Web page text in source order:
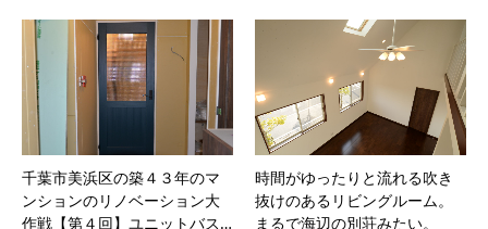
千葉市美浜区の築４３年のマ
ンションのリノベーション大
作戦【第４回】ユニットバス…
時間がゆったりと流れる吹き
抜けのあるリビングルーム。
まるで海辺の別荘みたい。